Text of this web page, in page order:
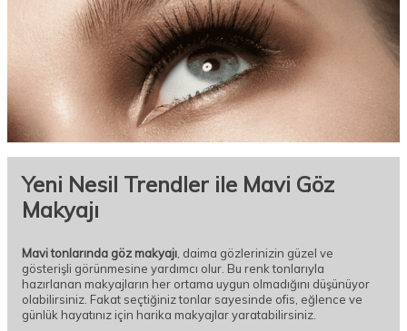
Yeni Nesil Trendler ile Mavi Göz
Makyajı
Mavi tonlarında göz makyajı, daima gözlerinizin güzel ve
gösterişli görünmesine yardımcı olur. Bu renk tonlarıyla
hazırlanan makyajların her ortama uygun olmadığını düşünüyor
olabilirsiniz. Fakat seçtiğiniz tonlar sayesinde ofis, eğlence ve
günlük hayatınız için harika makyajlar yaratabilirsiniz.